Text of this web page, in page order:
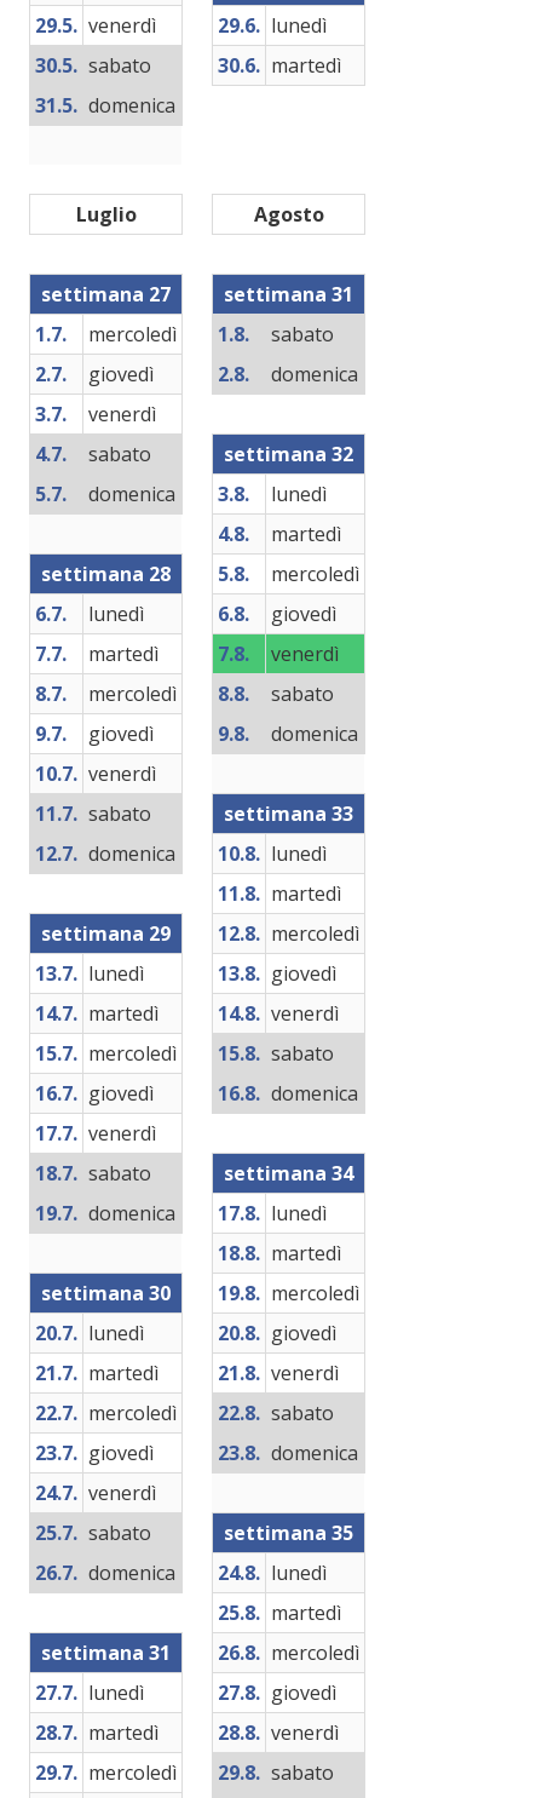
29.5. venerdì
30.5. sabato
31.5. domenica
29.6. lunedì
30.6. martedì
Luglio
settimana 27
1.7.
mercoledì
2.7.
giovedì
3.7.
venerdì
4.7.
sabato
5.7.
domenica
settimana 28
6.7.
lunedì
7.7.
martedì
8.7.
mercoledì
9.7.
giovedì
10.7. venerdì
11.7. sabato
12.7. domenica
settimana 29
13.7. lunedì
14.7. martedì
15.7. mercoledì
16.7. giovedì
17.7. venerdì
18.7. sabato
19.7. domenica
settimana 30
20.7. lunedì
21.7. martedì
22.7. mercoledì
23.7. giovedì
24.7. venerdì
25.7. sabato
26.7. domenica
settimana 31
27.7. lunedì
28.7. martedì
29.7. mercoledì
Agosto
settimana 31
1.8.
sabato
2.8.
domenica
settimana 32
3.8.
lunedì
4.8.
martedì
5.8.
mercoledì
6.8.
giovedì
7.8.
venerdì
8.8.
sabato
9.8.
domenica
settimana 33
10.8. lunedì
11.8. martedì
12.8. mercoledì
13.8. giovedì
14.8. venerdì
15.8. sabato
16.8. domenica
settimana 34
17.8. lunedì
18.8. martedì
19.8. mercoledì
20.8. giovedì
21.8. venerdì
22.8. sabato
23.8. domenica
settimana 35
24.8. lunedì
25.8. martedì
26.8. mercoledì
27.8. giovedì
28.8. venerdì
29.8. sabato